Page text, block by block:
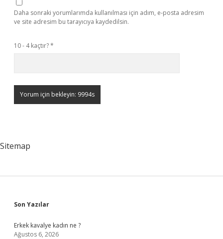
Daha sonraki yorumlarımda kullanılması için adım, e-posta adresim
ve site adresim bu tarayıcıya kaydedilsin.
10 - 4 kaçtır?*
Sitemap
Sidebar
Son Yazılar
Erkek kavalye kadın ne ?
Ağustos 6, 2026